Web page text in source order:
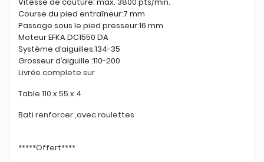
Course du pied entraîneur:7 mm
Passage sous le pied presseur:16 mm
Moteur EFKA DC1550 DA
Système d’aiguilles:134-35
Grosseur d’aiguille :110-200
Livrée complete sur
Table 110 x 55 x 4
Bati renforcer ,avec roulettes
*****Offert****